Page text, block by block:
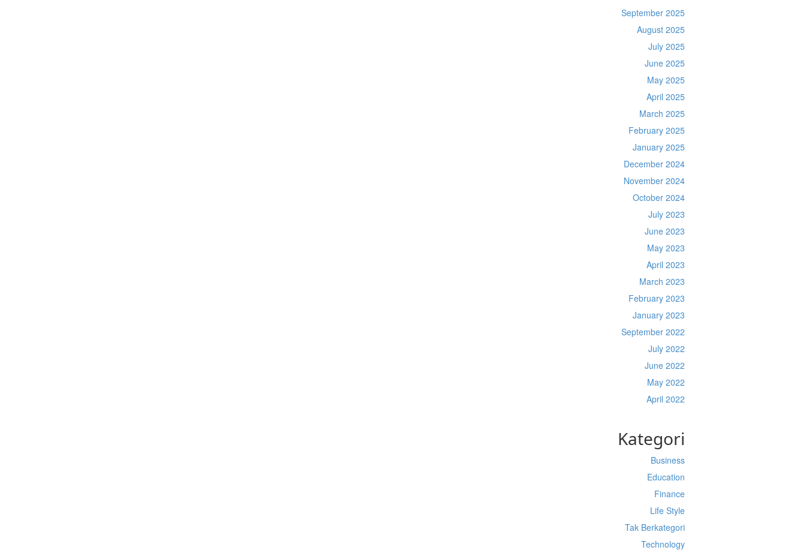
September 2025
August 2025
July 2025
June 2025
May 2025
April 2025
March 2025
February 2025
January 2025
December 2024
November 2024
October 2024
July 2023
June 2023
May 2023
April 2023
March 2023
February 2023
January 2023
September 2022
July 2022
June 2022
May 2022
April 2022
Kategori
Business
Education
Finance
Life Style
Tak Berkategori
Technology